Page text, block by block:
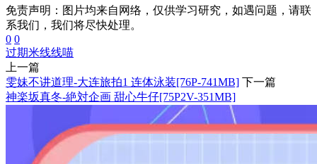
免责声明：图片均来自网络，仅供学习研究，如遇问题，请联
系我们，我们将尽快处理。
0 0
过期米线线喵
上一篇
雯妹不讲道理-大连旅拍1 连体泳装[76P-741MB] 下一篇
神楽坂真冬-絶対企画 甜心牛仔[75P2V-351MB]